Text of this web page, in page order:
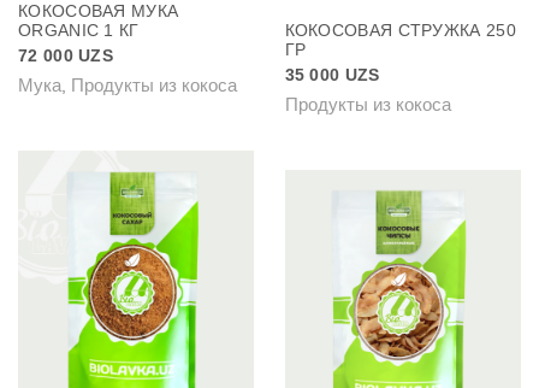
КОКОСОВАЯ МУКА
ORGANIC 1 КГ
72 000UZS
Мука, Продукты из кокоса
КОКОСОВАЯ СТРУЖКА 250
ГР
35 000 UZS
Продукты из кокоса